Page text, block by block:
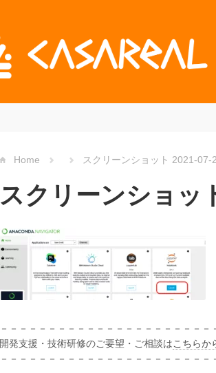
Home スクリーンショット 2021-07-
スクリーンショッ
－－－－－－－－－－－－－－－－－－－－－－
開発支援・技術研修のご要望・ご相談はこちらか
－－－－－－－－－－－－－－－－－－－－－－